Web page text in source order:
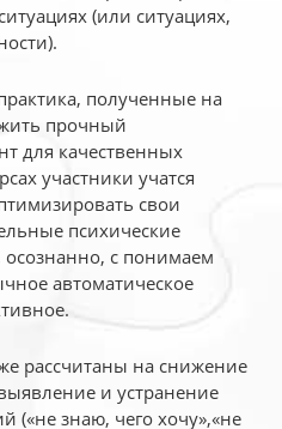
(или ситуациях,
полученные на
прочный
для качественных
участники учатся
свои
психические
осознанно, с понимаем
автоматическое
рассчитаны на снижение
и устранение
(«не знаю, чего хочу»,«не